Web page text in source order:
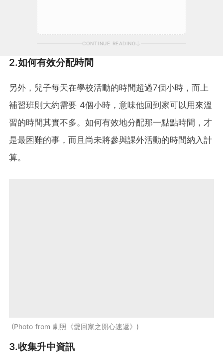
CONTINUE READING
2.如何有效分配時間
另外，兒子每天在學校活動的時間超過7個小時，而上
補習班則大約需要 4個小時，意味他回到家可以用來溫
習的時間其實不多。如何有效地分配那一點點時間，才
是最困難的事，而且尚未將參與課外活動的時間納入計
算。
Photo from 劇照《愛回家之開心速遞》
3.收集升中資訊